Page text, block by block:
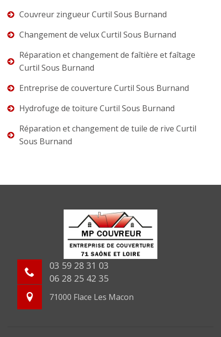
Couvreur zingueur Curtil Sous Burnand
Changement de velux Curtil Sous Burnand
Réparation et changement de faîtière et faîtage
Curtil Sous Burnand
Entreprise de couverture Curtil Sous Burnand
Hydrofuge de toiture Curtil Sous Burnand
Réparation et changement de tuile de rive Curtil
Sous Burnand
03 59 28 31 03
06 28 25 42 35
71000 Flace Les Macon